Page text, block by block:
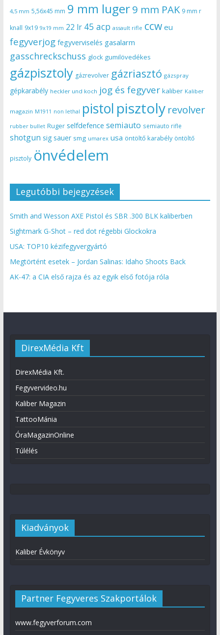
4,5 mm 5,56x45 mm 9 mm luger9 mm PAK 9 mm r
knall 9x19 9x19 mm 22 lr 45 acp assault rifle ccw eu
fegyverjog fegyverviselés gasalarm
gasschreckschuss glock gumilövedékes
gázpisztoly gázrevolver gázriasztó gázspray
gépkarabély heckler und koch jog és fegyver kaliber Kaliber
magazin M1911 non lethal pistol pisztoly revolver
rubber bullet Ruger selfdefence semiauto semiauto rifle
shotgun sig sauer smg umarex usa öntöltő karabély öntöltő
pisztoly önvédelem
Legutóbbi bejegyzések
Smith and Wesson AXE Pistol és SBR .300 BLK kaliberben
Sightmark G-Shot – red dot régebbi Glockokra
USA: TOP10 kézifegyvergyártó
Megtörtént esetek – Jordan Salinas: Idaho Shoots Back
AK-47: a CIA első rajza és az egyik első fotója róla
DirexMédia Kft
DirexMédia Kft.
Fegyvervideo.hu
Kaliber Magazin
TattooMánia
ÓraMagazinOnline
Túlélés
Kiadványok
Kaliber Évkönyv
Partner Fegyveres Szakportálok
www.fegyverforum.com